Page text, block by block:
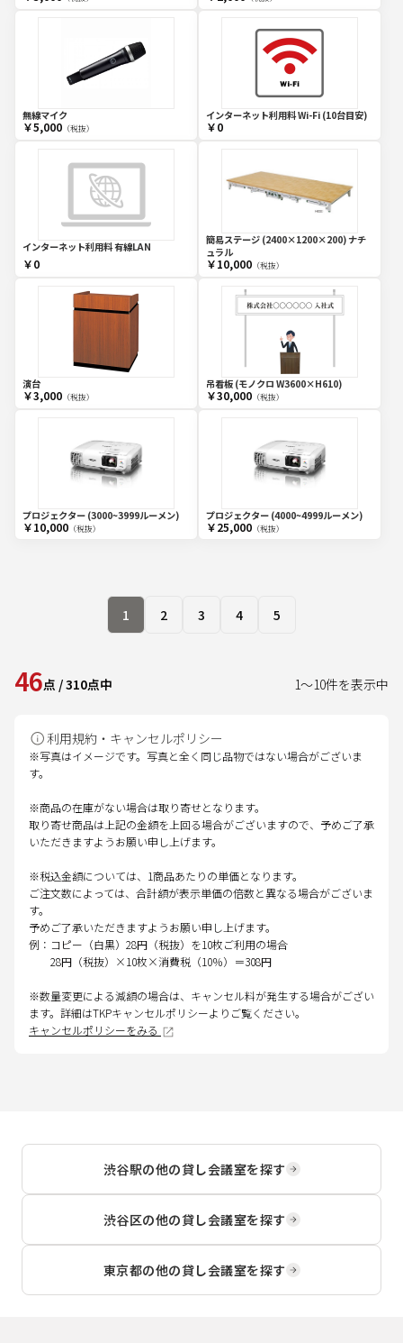
無線マイク
￥5,000（税抜）
インターネット利用料 Wi-Fi (10台目安)
￥0
インターネット利用料 有線LAN
￥0
簡易ステージ (2400×1200×200) ナチ
ュラル
￥10,000（税抜）
演台
￥3,000（税抜）
吊看板 (モノクロ W3600×H610)
￥30,000（税抜）
プロジェクター (3000~3999ルーメン)
￥10,000（税抜）
プロジェクター (4000~4999ルーメン)
￥25,000（税抜）
1 2 3 4 5
46点 /310点中 1～10件を表示中
利用規約・キャンセルポリシー
※写真はイメージです。写真と全く同じ品物ではない場合がございま
す。
※商品の在庫がない場合は取り寄せとなります。
取り寄せ商品は上記の金額を上回る場合がございますので、予めご了承
いただきますようお願い申し上げます。
※税込金額については、1商品あたりの単価となります。
ご注文数によっては、合計額が表示単価の倍数と異なる場合がございま
す。
予めご了承いただきますようお願い申し上げます。
例：コピー（白黒）28円（税抜）を10枚ご利用の場合
28円（税抜）×10枚×消費税（10％）＝308円
※数量変更による減額の場合は、キャンセル料が発生する場合がござい
ます。詳細はTKPキャンセルポリシーよりご覧ください。
キャンセルポリシーをみる
渋谷駅の他の貸し会議室を探す
渋谷区の他の貸し会議室を探す
東京都の他の貸し会議室を探す